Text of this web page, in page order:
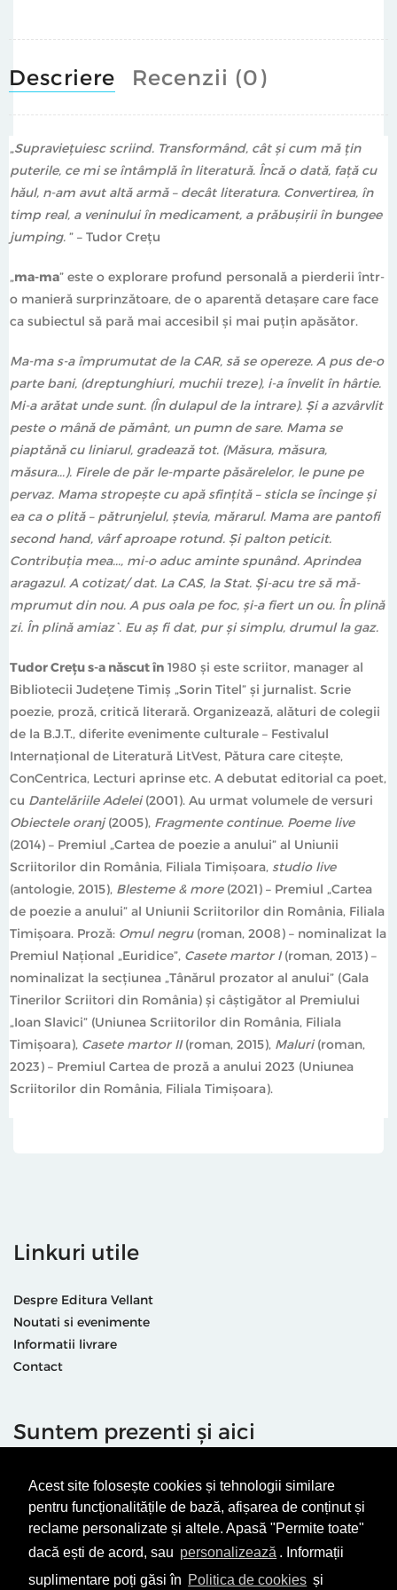
Acest site folosește cookies și tehnologii similare
pentru funcționalitățile de bază, afișarea de conținut și
reclame personalizate și altele. Apasă "Permite toate"
dacă ești de acord, sau personalizează . Informații
suplimentare poți găsi în Politica de cookies și
negru(roman, 2008) – nominalizat la Premiul Național
secțiunea „Tânărul prozator al anului” (Gala Tinerilor
Timișoara),Casete martor II(roman, 2015),Maluri
(roman, 2023) – Premiul Cartea de proză a anului 2023
(Uniunea Scriitorilor din România, Filiala Timișoara).
Descriere Recenzii (0)
„Supraviețuiesc scriind. Transformând, cât și cum mă țin
puterile, ce mi se întâmplă în literatură. Încă o dată, față cu
hăul, n-am avut altă armă – decât literatura. Convertirea, în
timp real, a veninului în medicament, a prăbușirii în bungee
jumping. ” – Tudor Crețu
„ma-ma” este o explorare profund personală a pierderii într-
o manieră surprinzătoare, de o aparentă detașare care face
ca subiectul să pară mai accesibil și mai puțin apăsător.
Ma-ma s-a împrumutat de la CAR, să se opereze. A pus de-o
parte bani, (dreptunghiuri, muchii treze), i-a învelit în hârtie.
Mi-a arătat unde sunt. (În dulapul de la intrare). Și a azvârvlit
peste o mână de pământ, un pumn de sare. Mama se
piaptănă cu liniarul, gradează tot. (Măsura, măsura,
măsura...). Firele de păr le-mparte păsărelelor, le pune pe
pervaz. Mama stropește cu apă sfințită – sticla se încinge și
ea ca o plită – pătrunjelul, ștevia, mărarul. Mama are pantofi
second hand, vârf aproape rotund. Și palton peticit.
Contribuția mea..., mi-o aduc aminte spunând. Aprindea
aragazul. A cotizat/ dat. La CAS, la Stat. Și-acu tre să mă-
mprumut din nou. A pus oala pe foc, și-a fiert un ou. În plină
zi. În plină amiaz`. Eu aș fi dat, pur și simplu, drumul la gaz.
Tudor Crețus-a născut în 1980 și este scriitor, manager al
Bibliotecii Județene Timiș „Sorin Titel” și jurnalist. Scrie
poezie, proză, critică literară. Organizează, alături de colegii
de la B.J.T., diferite evenimente culturale – Festivalul
Internațional de Literatură LitVest, Pătura care citește,
ConCentrica, Lecturi aprinse etc. A debutat editorial ca poet,
cu Dantelăriile Adelei(2001). Au urmat volumele de versuri
Obiectele oranj(2005), Fragmente continue. Poeme live
(2014) – Premiul „Cartea de poezie a anului” al Uniunii
Scriitorilor din România, Filiala Timișoara, studio live
(antologie, 2015), Blesteme & more(2021) – Premiul „Cartea
de poezie a anului” al Uniunii Scriitorilor din România, Filiala
Timișoara. Proză: Omul negru(roman, 2008) – nominalizat la
Premiul Național „Euridice”, Casete martor I(roman, 2013) –
nominalizat la secțiunea „Tânărul prozator al anului” (Gala
Tinerilor Scriitori din România) și câștigător al Premiului
„Ioan Slavici” (Uniunea Scriitorilor din România, Filiala
Timișoara), Casete martor II(roman, 2015), Maluri(roman,
2023) – Premiul Cartea de proză a anului 2023 (Uniunea
Scriitorilor din România, Filiala Timișoara).
Linkuri utile
Despre Editura Vellant
Noutati si evenimente
Informatii livrare
Contact
Suntem prezenti și aici
Termeni & condiții
Politică de utilizare cookie-uri
Politică de Confidențialitate
ANPC